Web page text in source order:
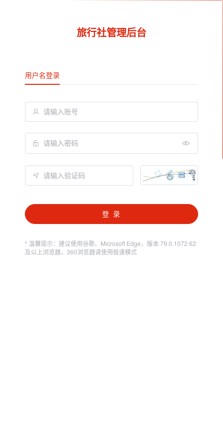
旅行社管理后台
用户名登录
登 录
* 温馨提示：建议使用谷歌、Microsoft Edge，版本 79.0.1072.62
及以上浏览器，360浏览器请使用极速模式